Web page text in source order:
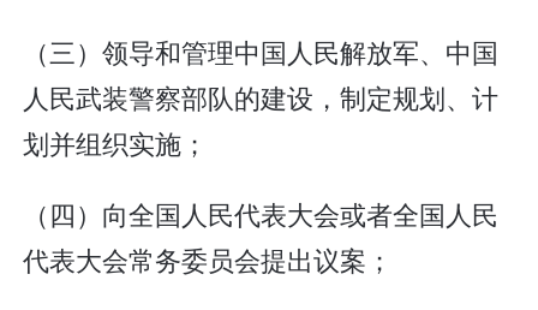
（三）领导和管理中国人民解放军、中国
人民武装警察部队的建设，制定规划、计
划并组织实施；
（四）向全国人民代表大会或者全国人民
代表大会常务委员会提出议案；